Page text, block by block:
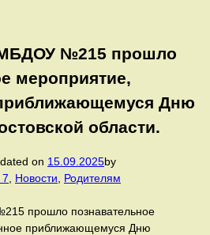
МБДОУ №215 прошло
мероприятие,
Дню
области.
on 15.09.2025by
7 Новости Родителям
прошло познавательное
приближающемуся Дню